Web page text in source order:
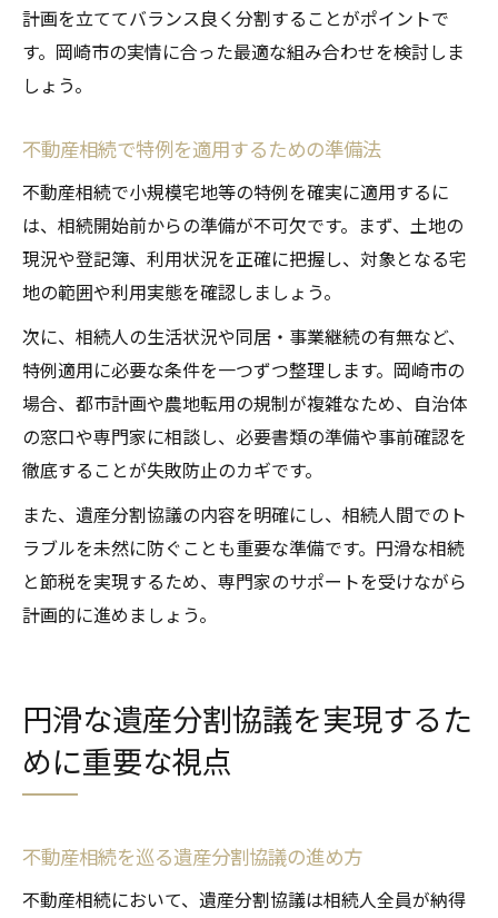
計画を立ててバランス良く分割することがポイントで
す。岡崎市の実情に合った最適な組み合わせを検討しま
しょう。
不動産相続で特例を適用するための準備法
不動産相続で小規模宅地等の特例を確実に適用するに
は、相続開始前からの準備が不可欠です。まず、土地の
現況や登記簿、利用状況を正確に把握し、対象となる宅
地の範囲や利用実態を確認しましょう。
次に、相続人の生活状況や同居・事業継続の有無など、
特例適用に必要な条件を一つずつ整理します。岡崎市の
場合、都市計画や農地転用の規制が複雑なため、自治体
の窓口や専門家に相談し、必要書類の準備や事前確認を
徹底することが失敗防止のカギです。
また、遺産分割協議の内容を明確にし、相続人間でのト
ラブルを未然に防ぐことも重要な準備です。円滑な相続
と節税を実現するため、専門家のサポートを受けながら
計画的に進めましょう。
円滑な遺産分割協議を実現するた
めに重要な視点
不動産相続を巡る遺産分割協議の進め方
不動産相続において、遺産分割協議は相続人全員が納得